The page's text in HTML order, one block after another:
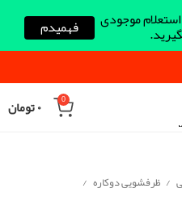
0 ۰تومان
ظرفشویی دوکاره
موجودی فهمیدم